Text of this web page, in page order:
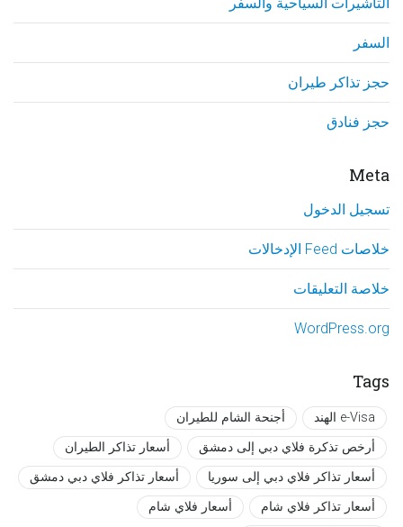
السفر
حجز تذاكر طيران
حجز فنادق
Meta
تسجيل الدخول
خلاصات Feed الإدخالات
خلاصة التعليقات
WordPress.org
Tags
e-Visa الهند
أجنحة الشام للطيران
أرخص تذكرة فلاي دبي إلى دمشق
أسعار تذاكر الطيران
أسعار تذاكر فلاي دبي إلى سوريا
أسعار تذاكر فلاي دبي دمشق
أسعار تذاكر فلاي شام
أسعار فلاي شام